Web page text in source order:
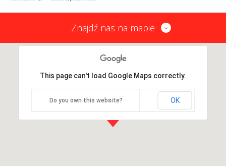
Znajdź nas na mapie
This page can't load Google Maps correctly.
Do you own this website? OK